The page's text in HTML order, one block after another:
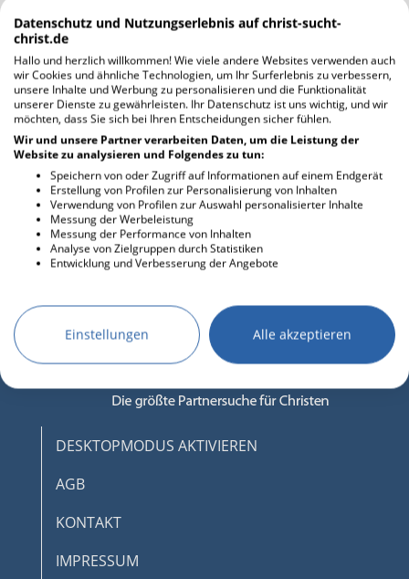
Kommentare
DESKTOPMODUS AKTIVIEREN
AGB
KONTAKT
IMPRESSUM
Datenschutz und Nutzungserlebnis auf christ-sucht-
christ.de
Hallo und herzlich willkommen! Wie viele andere Websites verwenden auch
wir Cookies und ähnliche Technologien, um Ihr Surferlebnis zu verbessern,
unsere Inhalte und Werbung zu personalisieren und die Funktionalität
unserer Dienste zu gewährleisten. Ihr Datenschutz ist uns wichtig, und wir
möchten, dass Sie sich bei Ihren Entscheidungen sicher fühlen.
Wir und unsere Partner verarbeiten Daten, um die Leistung der
Website zu analysieren und Folgendes zu tun:
Speichern von oder Zugriff auf Informationen auf einem Endgerät
Erstellung von Profilen zur Personalisierung von Inhalten
Verwendung von Profilen zur Auswahl personalisierter Inhalte
Messung der Werbeleistung
Messung der Performance von Inhalten
Analyse von Zielgruppen durch Statistiken
Entwicklung und Verbesserung der Angebote
Einstellungen Alle akzeptieren